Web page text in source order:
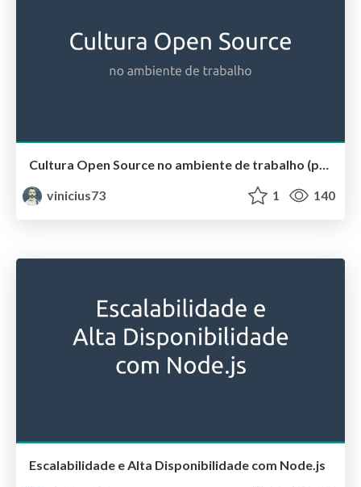
Cultura Open Source no ambiente de trabalho (pt.01)
vinicius73
1 140
Escalabilidade e Alta Disponibilidade com Node.js